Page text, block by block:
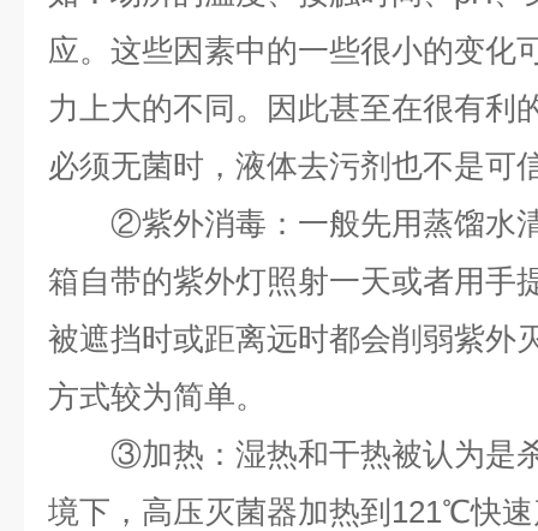
应。这些因素中的一些很小的变化
力上大的不同。因此甚至在很有利
必须无菌时，液体去污剂也不是可
②紫外消毒：一般先用蒸馏水清
箱自带的紫外灯照射一天或者用手
被遮挡时或距离远时都会削弱紫外
方式较为简单。
③加热：湿热和干热被认为是杀
境下，高压灭菌器加热到121℃快